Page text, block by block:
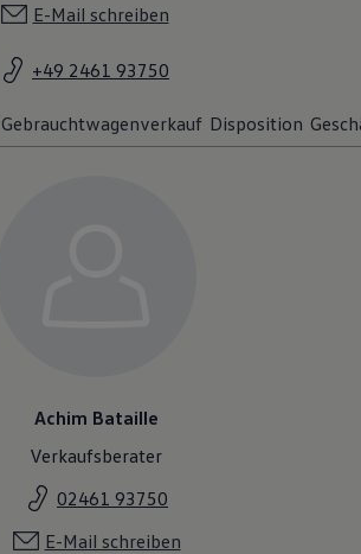
E-Mail schreiben
+49 2461 93750
Gebrauchtwagenverkauf Disposition
Achim Bataille
Verkaufsberater
02461 93750
E-Mail schreiben